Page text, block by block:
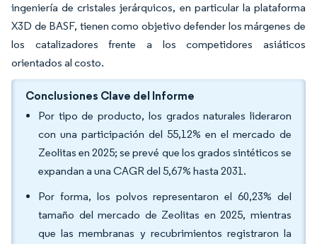
ingeniería de cristales jerárquicos, en particular la plataforma
X3D de BASF, tienen como objetivo defender los márgenes de
los catalizadores frente a los competidores asiáticos
orientados al costo.
Conclusiones Clave del Informe
Por tipo de producto, los grados naturales lideraron
con una participación del 55,12% en el mercado de
Zeolitas en 2025; se prevé que los grados sintéticos se
expandan a una CAGR del 5,67% hasta 2031.
Por forma, los polvos representaron el 60,23% del
tamaño del mercado de Zeolitas en 2025, mientras
que las membranas y recubrimientos registraron la